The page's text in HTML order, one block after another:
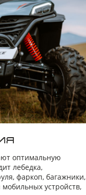
оптимальную
лебедка,
фаркоп, багажники,
устройств,